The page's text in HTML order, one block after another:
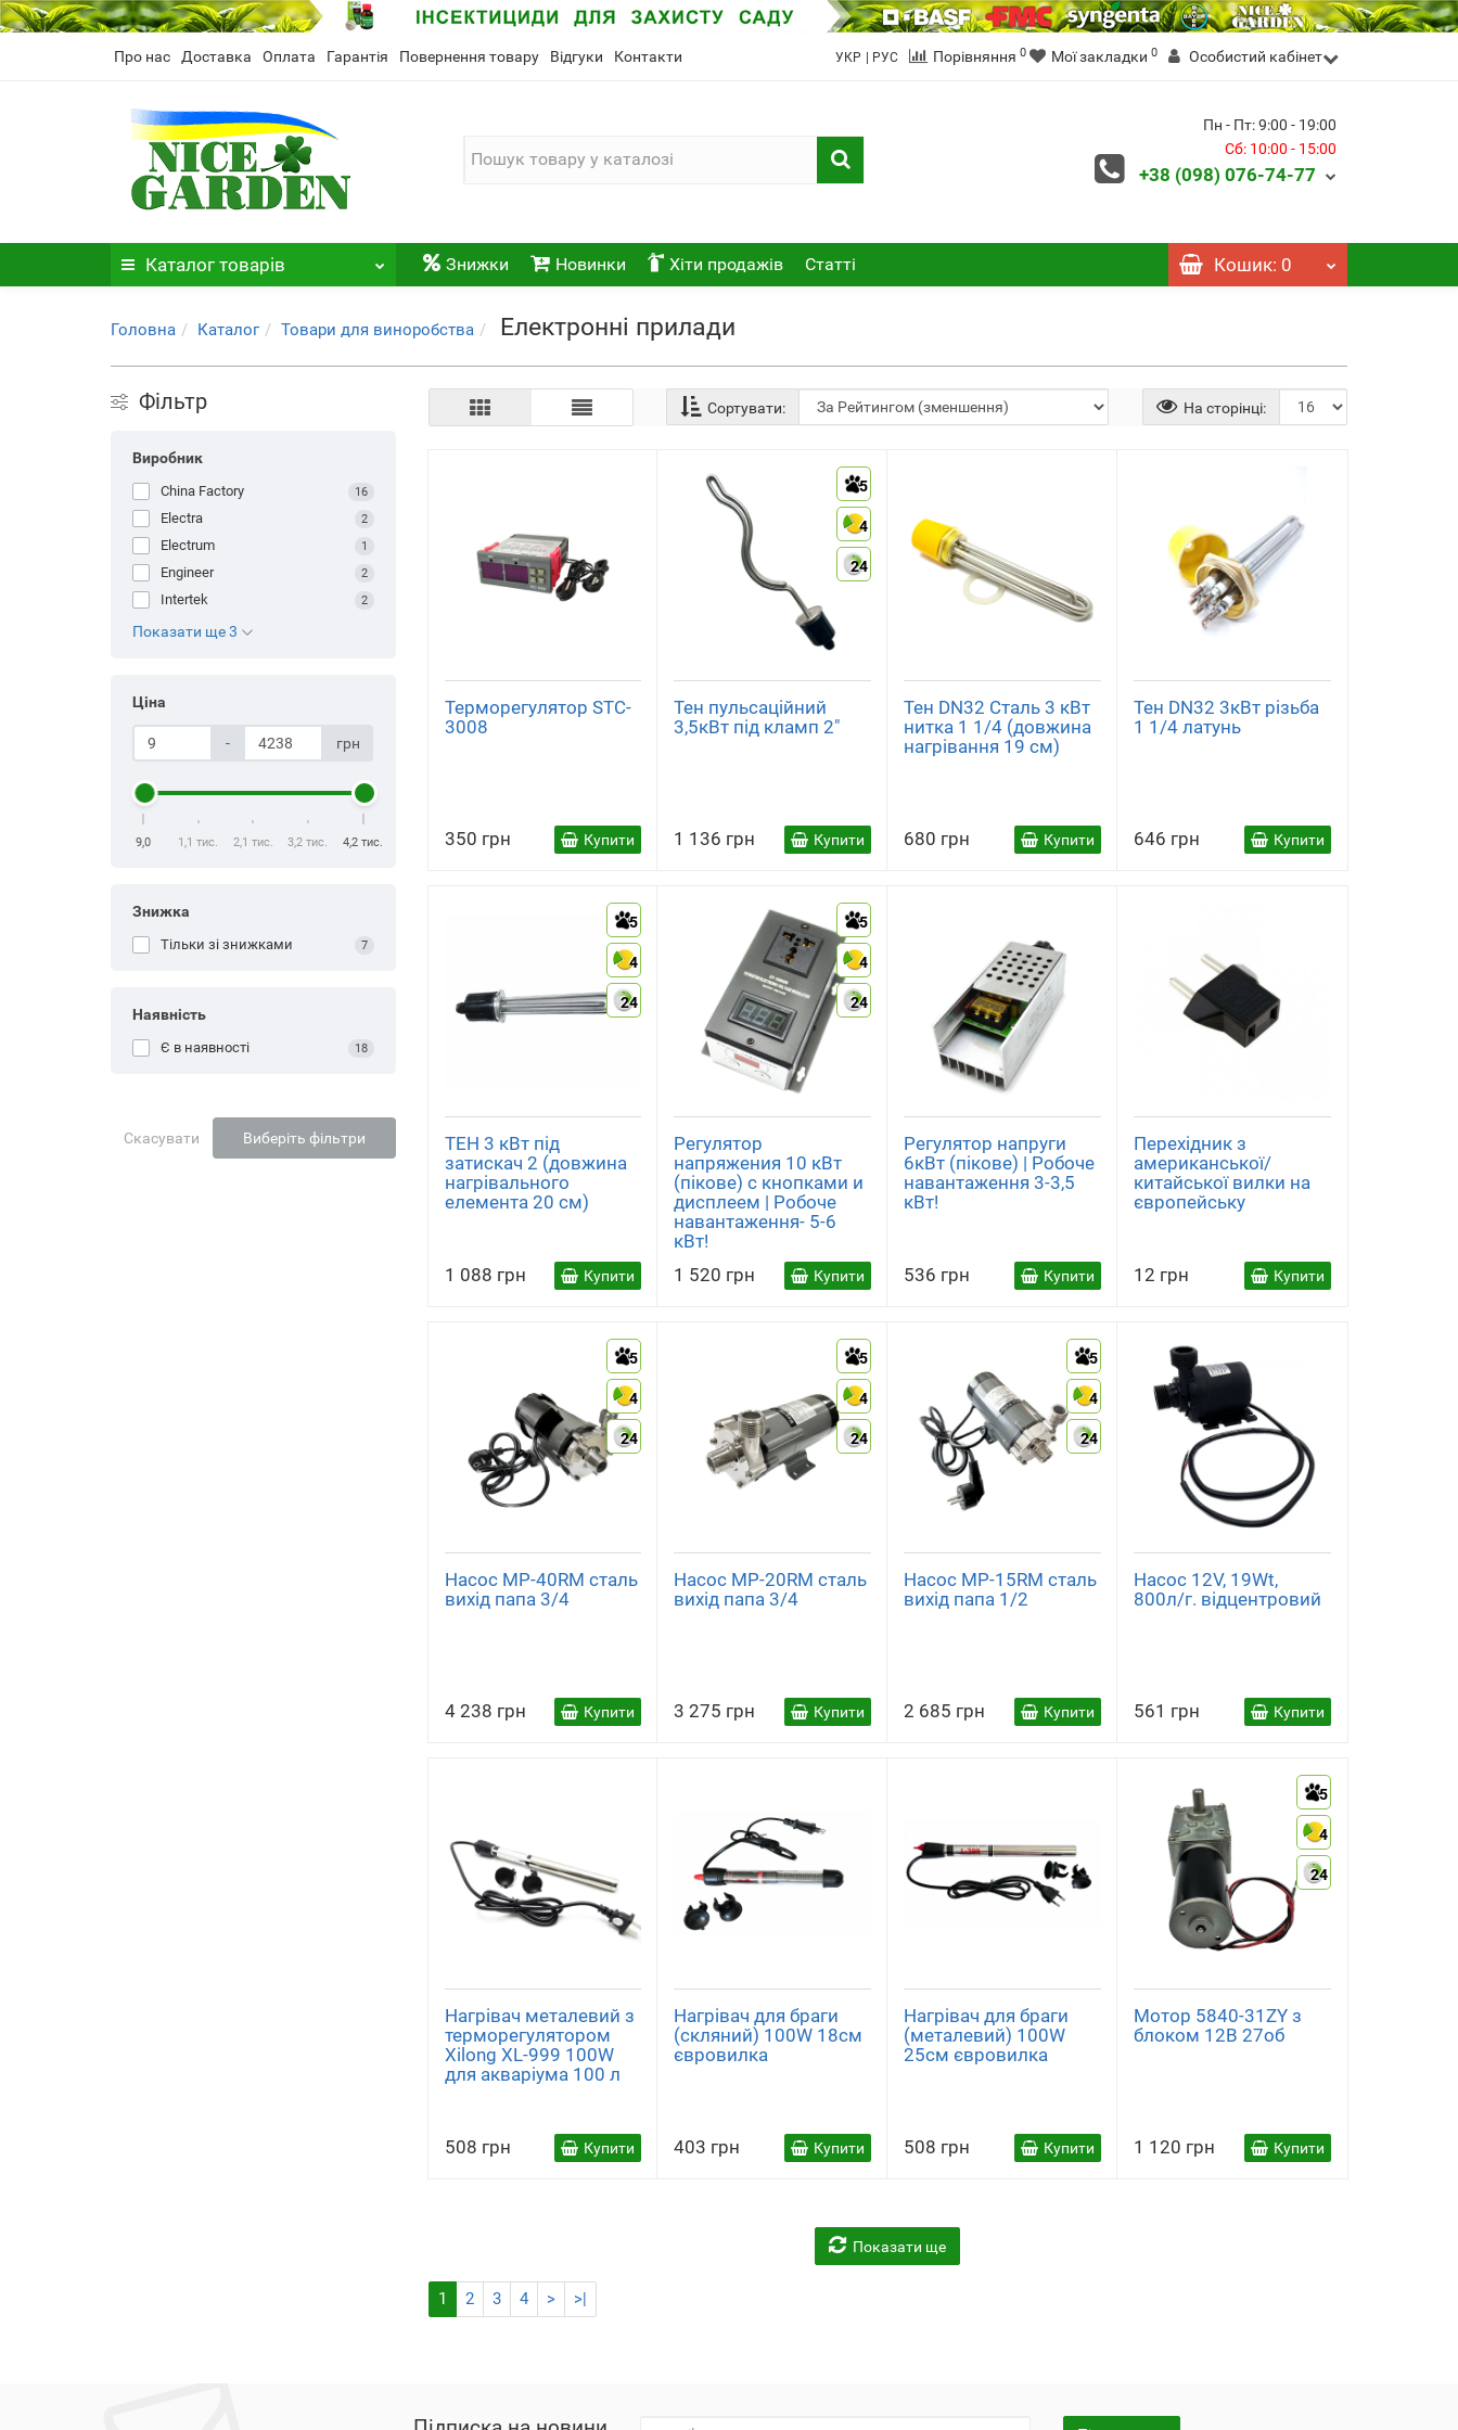
Про нас Доставка Оплата Гарантія Повернення товару Відгуки Контакти УКР | РУС Порівняння 0 Мої закладки 0 Особистий кабінет
Пн - Пт: 9:00 - 19:00
Сб: 10:00 - 15:00
+38 (098) 076-74-77
Каталог товарів Знижки Новинки Хіти продажів Статті Кошик: 0
Головна Каталог Товари для виноробства Електронні прилади
Фільтр
Виробник
China Factory 16
Electra 2
Electrum 1
Engineer 2
Intertek 2
Показати ще 3
Ціна
- грн
9,0 1,1 тис. 2,1 тис. 3,2 тис. 4,2 тис.
Знижка
Тільки зі знижками 7
Наявність
Є в наявності 18
Скасувати Виберіть фільтри
Сортувати: На сторінці:
Терморегулятор STC-
3008
350 грн Купити
5
4
24
Тен пульсаційний
3,5кВт під кламп 2"
1 136 грн Купити
Тен DN32 Сталь 3 кВт
нитка 1 1/4 (довжина
нагрівання 19 см)
680 грн Купити
Тен DN32 3кВт різьба
1 1/4 латунь
646 грн Купити
5
4
24
ТЕН 3 кВт під
затискач 2 (довжина
нагрівального
елемента 20 см)
1 088 грн Купити
5
4
24
Регулятор
напряжения 10 кВт
(пікове) с кнопками и
дисплеем | Робоче
навантаження- 5-6
кВт!
1 520 грн
Купити
Регулятор напруги
6кВт (пікове) | Робоче
навантаження 3-3,5
кВт!
536 грн Купити
Перехідник з
американської/
китайської вилки на
європейську
12 грн Купити
5
4
24
Насос MP-40RM сталь
вихід папа 3/4
4 238 грн Купити
5
4
24
Насос MP-20RM сталь
вихід папа 3/4
3 275 грн Купити
5
4
24
Насос MP-15RM сталь
вихід папа 1/2
2 685 грн Купити
Насос 12V, 19Wt,
800л/г. відцентровий
561 грн Купити
Нагрівач металевий з
терморегулятором
Xilong XL-999 100W
для акваріума 100 л
508 грн Купити
Нагрівач для браги
(скляний) 100W 18см
євровилка
403 грн Купити
Нагрівач для браги
(металевий) 100W
25см євровилка
508 грн Купити
5
4
24
Мотор 5840-31ZY з
блоком 12В 27об
1 120 грн Купити
Показати ще
1 2 3 4 > >|